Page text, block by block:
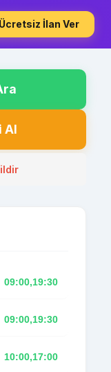
Ücretsiz İlan Ver
Al
09:00,19:30
09:00,19:30
10:00,17:00